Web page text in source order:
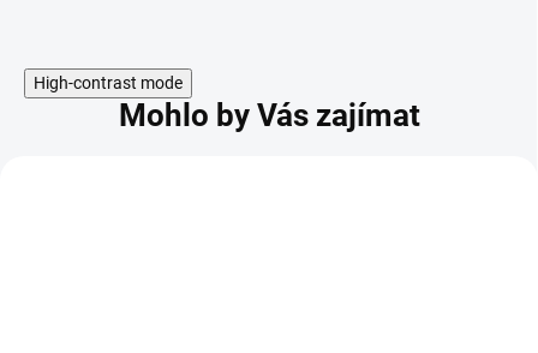
High-contrast mode
Mohlo by Vás zajímat